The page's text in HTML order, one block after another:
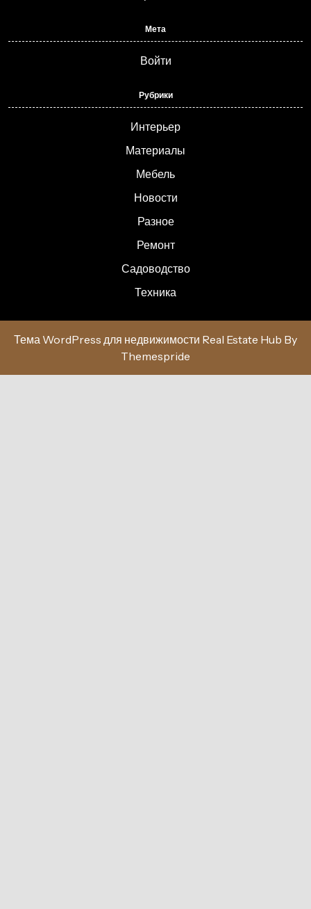
Мета
Войти
Рубрики
Интерьер
Материалы
Мебель
Новости
Разное
Ремонт
Садоводство
Техника
Тема WordPress для недвижимости Real Estate Hub By
Themespride